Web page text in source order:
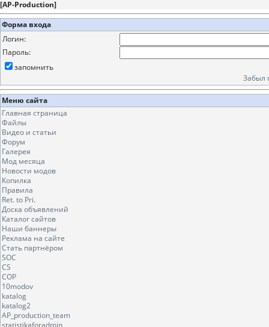
[AP-Production]
Форма входа
Логин:
Пароль:
запомнить
Забыл
Меню сайта
Главная страница
Файлы
Видео и статьи
Форум
Галерея
Мод месяца
Новости модов
Копилка
Правила
Ret. to Pri.
Доска объявлений
Каталог сайтов
Наши баннеры
Реклама на сайте
Стать партнёром
SOC
CS
COP
10modov
katalog
katalog2
AP_production_team
statistikaforadmin